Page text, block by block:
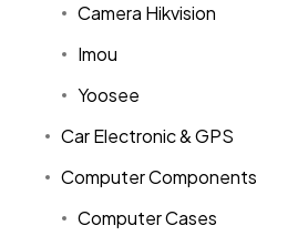
Camera Hikvision
Imou
Yoosee
Car Electronic & GPS
Computer Components
Computer Cases